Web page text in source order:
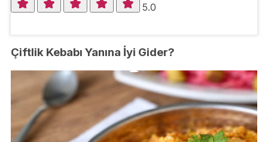
5.0
Çiftlik Kebabı Yanına İyi Gider?